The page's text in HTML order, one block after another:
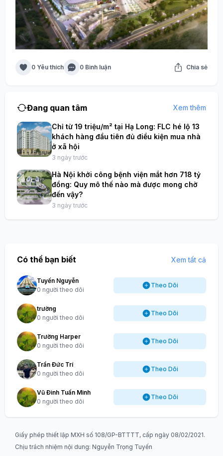
0 Yêu thích 0 Bình luận Chia sẻ
Đang quan tâm Xem thêm
Chỉ từ 19 triệu/m² tại Hạ Long: FLC hé lộ 13
khách hàng đầu tiên đủ điều kiện mua nhà
ở xã hội
3 ngày trước
Hà Nội khởi công bệnh viện mắt hơn 718 tỷ
đồng: Quy mô thế nào mà được mong chờ
đến vậy?
3 ngày trước
Có thể bạn biết Xem tất cả
Tuyến Nguyễn
0 người theo dõi
Theo Dõi
trường
0 người theo dõi
Theo Dõi
Trường Harper
0 người theo dõi
Theo Dõi
Trần Đức Trí
0 người theo dõi
Theo Dõi
Vũ Đình Tuấn Minh
0 người theo dõi
Theo Dõi
Giấy phép thiết lập MXH số 108/GP-BTTTT, cấp ngày 08/02/2021.
Chịu trách nhiệm nội dung: Nguyễn Trọng Tuyến